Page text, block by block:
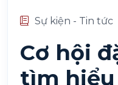
Sự kiện - Tin tức
Cơ hội
tìm hiểu